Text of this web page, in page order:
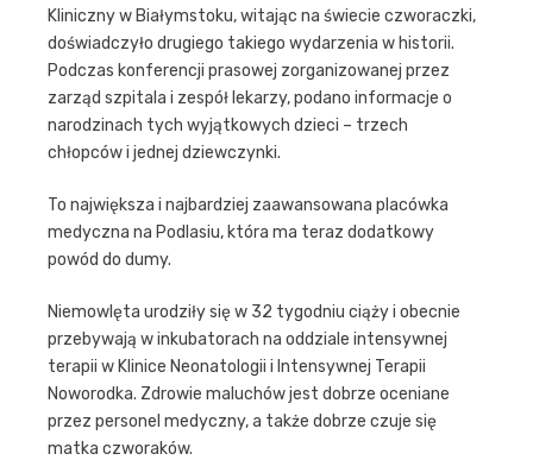
Kliniczny w Białymstoku, witając na świecie czworaczki,
doświadczyło drugiego takiego wydarzenia w historii.
Podczas konferencji prasowej zorganizowanej przez
zarząd szpitala i zespół lekarzy, podano informacje o
narodzinach tych wyjątkowych dzieci – trzech
chłopców i jednej dziewczynki.
To największa i najbardziej zaawansowana placówka
medyczna na Podlasiu, która ma teraz dodatkowy
powód do dumy.
Niemowlęta urodziły się w 32 tygodniu ciąży i obecnie
przebywają w inkubatorach na oddziale intensywnej
terapii w Klinice Neonatologii i Intensywnej Terapii
Noworodka. Zdrowie maluchów jest dobrze oceniane
przez personel medyczny, a także dobrze czuje się
matka czworaków.